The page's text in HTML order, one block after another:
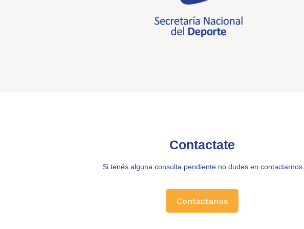
Contactate
Si tenés alguna consulta pendiente no dudes en contactarnos
Contactanos